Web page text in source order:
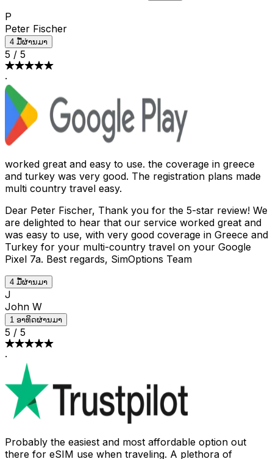
P
Peter Fischer
4 ມື້ຜ່ານມາ
5 / 5
·
worked great and easy to use. the coverage in greece
and turkey was very good. The registration plans made
multi country travel easy.
Dear Peter Fischer, Thank you for the 5-star review! We
are delighted to hear that our service worked great and
was easy to use, with very good coverage in Greece and
Turkey for your multi-country travel on your Google
Pixel 7a. Best regards, SimOptions Team
4 ມື້ຜ່ານມາ
J
John W
1 ອາທິດຜ່ານມາ
5 / 5
·
Probably the easiest and most affordable option out
there for eSIM use when traveling. A plethora of